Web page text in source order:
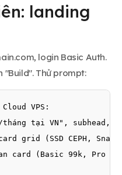
landing
login Basic Auth.
Thử prompt:
VPS:
tháng tại VN", subhead,
grid (SSD CEPH,
card (Basic 99k, Pro